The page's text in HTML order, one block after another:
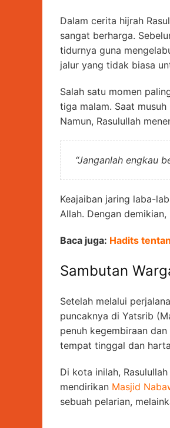
Dalam cerita hijrah
sangat berharga.
tidurnya guna
jalur yang tidak biasa
Salah satu momen
tiga malam. Saat
Namun, Rasulullah
“Janganlah engkau
Keajaiban jaring laba-
Allah. Dengan
Baca juga: Hadits
Sambutan
Setelah melalui
puncaknya di Yatsrib
penuh kegembiraan
tempat tinggal dan
Di kota inilah,
mendirikan Masjid
sebuah pelarian,